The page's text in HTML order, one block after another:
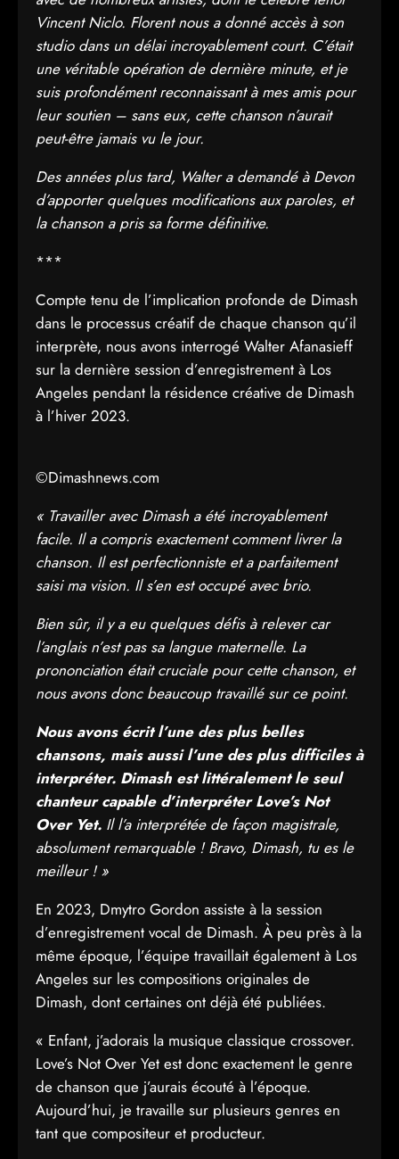
Vincent Niclo. Florent nous a donné accès à son
studio dans un délai incroyablement court. C’était
une véritable opération de dernière minute, et je
suis profondément reconnaissant à mes amis pour
leur soutien – sans eux, cette chanson n’aurait
peut-être jamais vu le jour.
Des années plus tard, Walter a demandé à Devon
d’apporter quelques modifications aux paroles, et
la chanson a pris sa forme définitive.
***
Compte tenu de l’implication profonde de Dimash
dans le processus créatif de chaque chanson qu’il
interprète, nous avons interrogé Walter Afanasieff
sur la dernière session d’enregistrement à Los
Angeles pendant la résidence créative de Dimash
à l’hiver 2023.
©Dimashnews.com
« Travailler avec Dimash a été incroyablement
facile. Il a compris exactement comment livrer la
chanson. Il est perfectionniste et a parfaitement
saisi ma vision. Il s’en est occupé avec brio.
Bien sûr, il y a eu quelques défis à relever car
l’anglais n’est pas sa langue maternelle. La
prononciation était cruciale pour cette chanson, et
nous avons donc beaucoup travaillé sur ce point.
Nous avons écrit l’une des plus belles
chansons, mais aussi l’une des plus difficiles à
interpréter. Dimash est littéralement le seul
chanteur capable d’interpréter Love’s Not
Over Yet. Il l’a interprétée de façon magistrale,
absolument remarquable ! Bravo, Dimash, tu es le
meilleur ! »
En 2023, Dmytro Gordon assiste à la session
d’enregistrement vocal de Dimash. À peu près à la
même époque, l’équipe travaillait également à Los
Angeles sur les compositions originales de
Dimash, dont certaines ont déjà été publiées.
« Enfant, j’adorais la musique classique crossover.
Love’s Not Over Yet est donc exactement le genre
de chanson que j’aurais écouté à l’époque.
Aujourd’hui, je travaille sur plusieurs genres en
tant que compositeur et producteur.